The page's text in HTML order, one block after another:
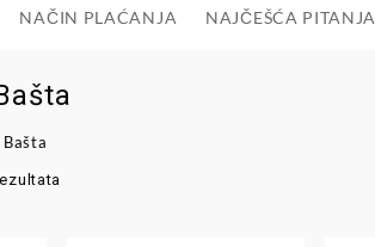
NAČIN PLAĆANJA NAJČEŠĆA PITANJA